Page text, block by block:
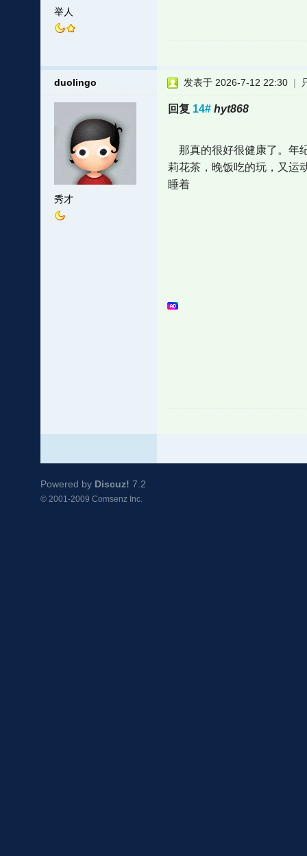
举人
duolingo
秀才
发表于 2026-7-12 22:30 |
回复 14# hyt868
那真的很好很健康了。年
莉花茶，晚饭吃的玩，又运
睡着
Powered by Discuz! 7.2
© 2001-2009 Comsenz Inc.